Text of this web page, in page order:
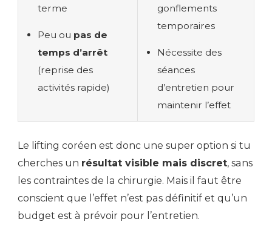
terme
Peu ou pas de
temps d’arrêt
(reprise des
activités rapide)
gonflements
temporaires
Nécessite des
séances
d’entretien pour
maintenir l’effet
Le lifting coréen est donc une super option si tu
cherches un résultat visible mais discret, sans
les contraintes de la chirurgie. Mais il faut être
conscient que l’effet n’est pas définitif et qu’un
budget est à prévoir pour l’entretien.